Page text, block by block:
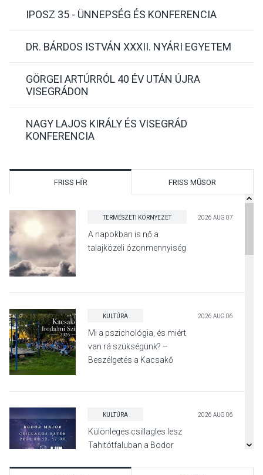
IPOSZ 35 - ÜNNEPSÉG ÉS KONFERENCIA
DR. BÁRDOS ISTVÁN XXXII. NYÁRI EGYETEM
GÖRGEI ARTÚRRÓL 40 ÉV UTÁN ÚJRA
VISEGRÁDON
NAGY LAJOS KIRÁLY ÉS VISEGRÁD
KONFERENCIA
FRISS HÍR FRISS MŰSOR
TERMÉSZETI KÖRNYEZET 2026 AUG 07
A napokban is nő a
talajközeli ózonmennyiség
KULTÚRA 2026 AUG 06
Mi a pszichológia, és miért
van rá szükségünk? –
Beszélgetés a Kacsakő
KULTÚRA 2026 AUG 06
Különleges csillagles lesz
Tahitótfaluban a Bodor